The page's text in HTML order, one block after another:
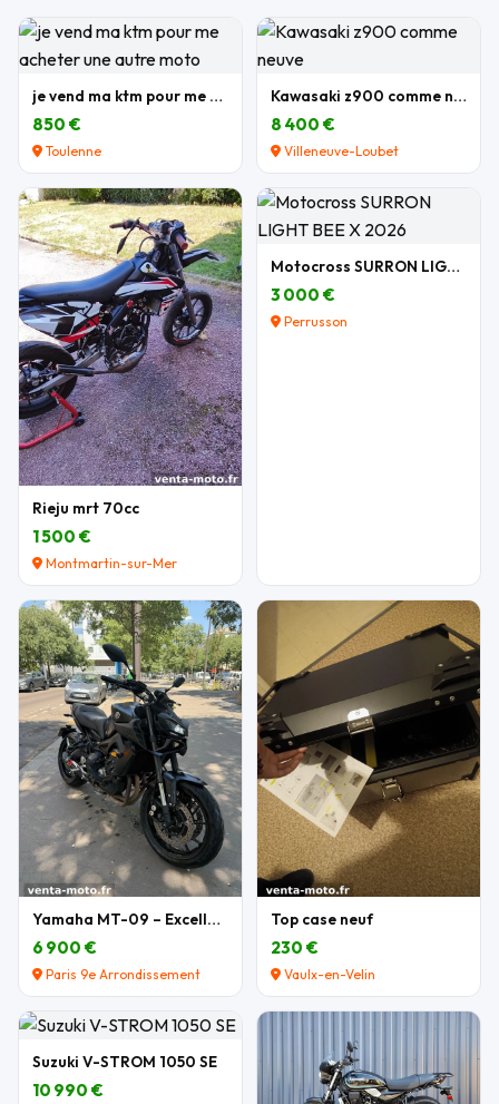
je vend ma ktm pour me acheter une autre moto
850 €
Toulenne
Kawasaki z900 comme neuve
8 400 €
Villeneuve-Loubet
Rieju mrt 70cc
1 500 €
Montmartin-sur-Mer
Motocross SURRON LIGHT BEE X 2026
3 000 €
Perrusson
Yamaha MT-09 – Excellent état – Nombreux équipemen
6 900 €
Paris 9e Arrondissement
Top case neuf
230 €
Vaulx-en-Velin
Suzuki V-STROM 1050 SE
10 990 €